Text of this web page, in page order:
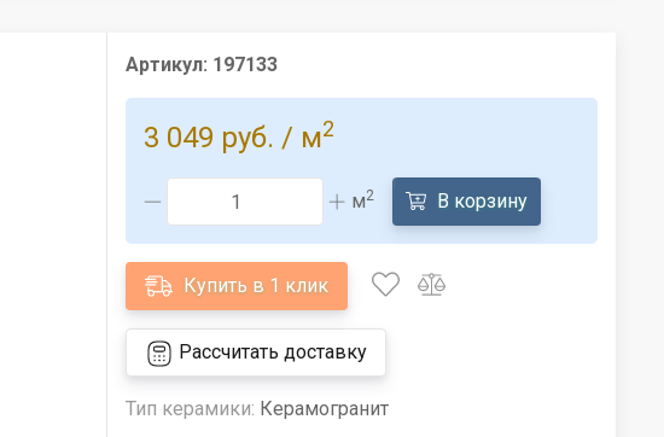
Артикул: 197133
3 049 руб. / м2
м2 В корзину
Купить в 1 клик
Рассчитать доставку
Тип керамики: Керамогранит